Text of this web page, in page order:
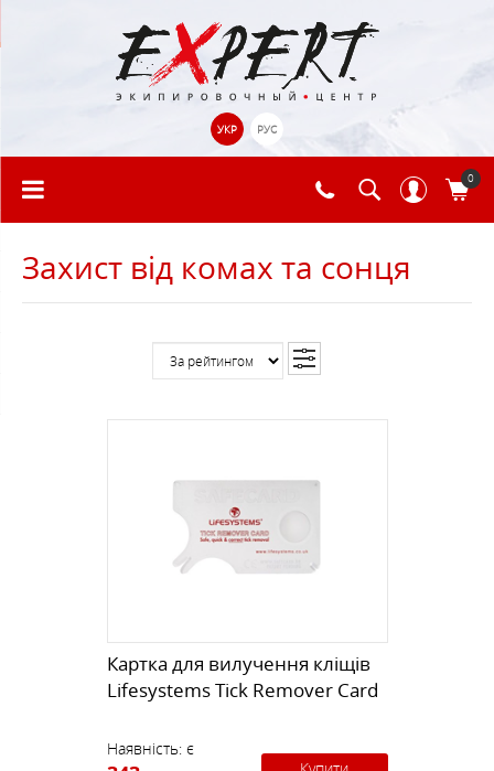
УКР РУС
0
Захист від комах та сонця
Картка для вилучення кліщів
Lifesystems Tick Remover Card
Наявність: є